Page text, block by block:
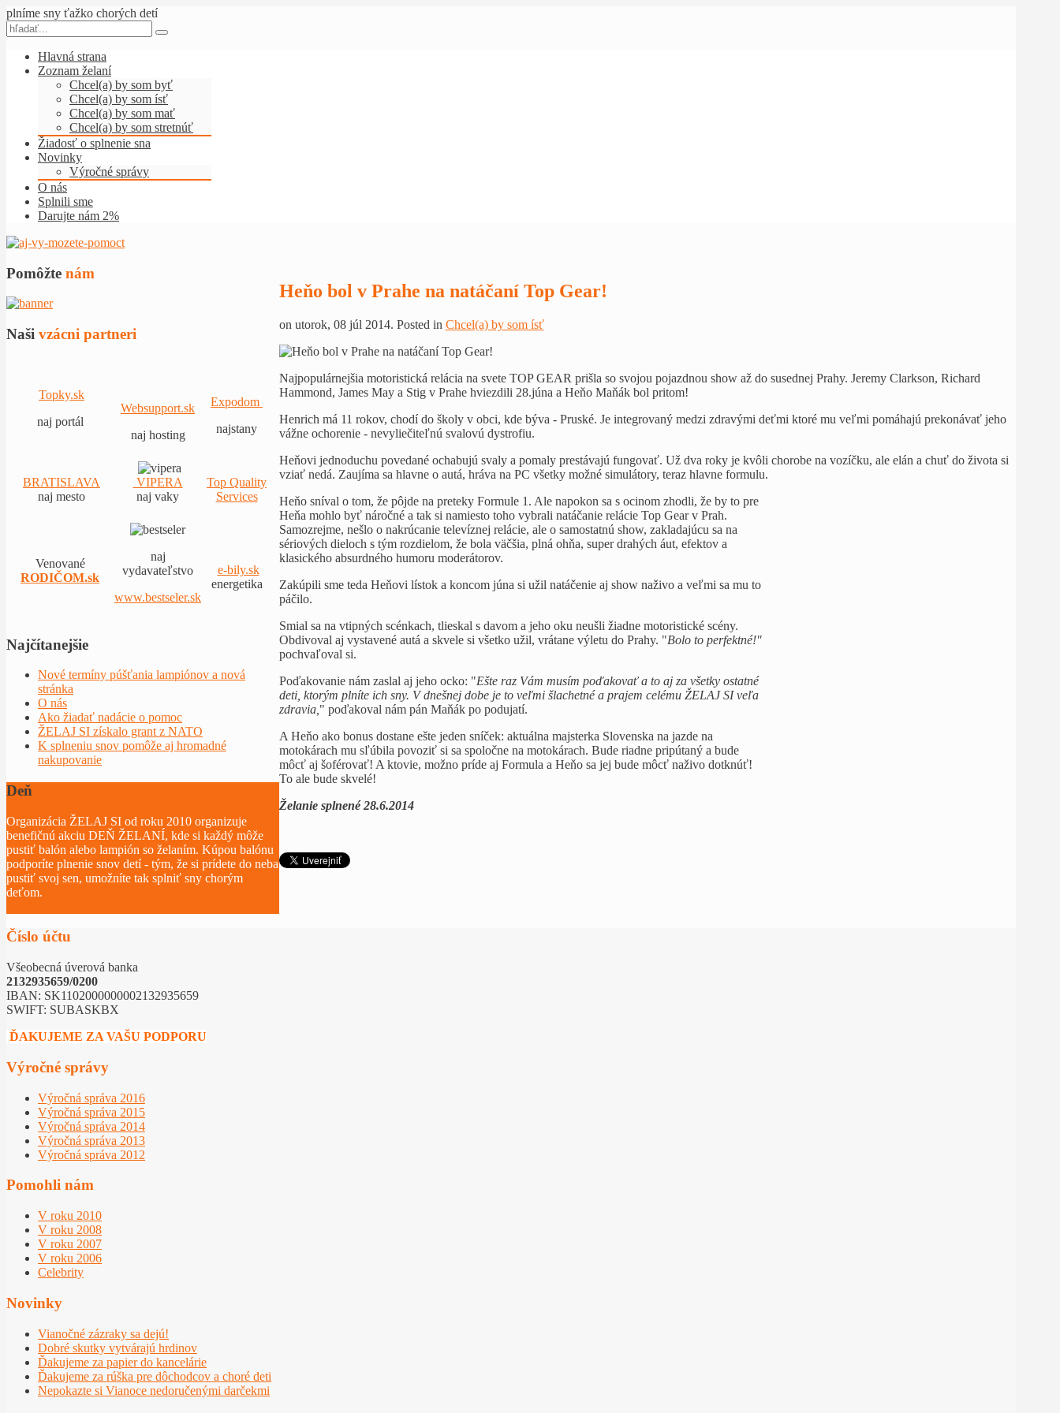
plníme sny ťažko chorých detí
Hlavná strana
Zoznam želaní
Chcel(a) by som byť
Chcel(a) by som ísť
Chcel(a) by som mať
Chcel(a) by som stretnúť
Žiadosť o splnenie sna
Novinky
Výročné správy
O nás
Splnili sme
Darujte nám 2%
Heňo bol v Prahe na natáčaní Top Gear!
on utorok, 08 júl 2014. Posted in Chcel(a) by som ísť
Najpopulárnejšia motoristická relácia na svete TOP GEAR prišla so svojou pojazdnou show až do susednej Prahy. Jeremy Clarkson, Richard
Hammond, James May a Stig v Prahe hviezdili 28.júna a Heňo Maňák bol pritom!
Henrich má 11 rokov, chodí do školy v obci, kde býva - Pruské. Je integrovaný medzi zdravými deťmi ktoré mu veľmi pomáhajú prekonávať jeho
vážne ochorenie - nevyliečiteľnú svalovú dystrofiu.
Heňovi jednoduchu povedané ochabujú svaly a pomaly prestávajú fungovať. Už dva roky je kvôli chorobe na vozíčku, ale elán a chuť do života si
vziať nedá. Zaujíma sa hlavne o autá, hráva na PC všetky možné simulátory, teraz hlavne formulu.
Heňo sníval o tom, že pôjde na preteky Formule 1. Ale napokon sa s ocinom zhodli, že by to pre
Heňa mohlo byť náročné a tak si namiesto toho vybrali natáčanie relácie Top Gear v Prah.
Samozrejme, nešlo o nakrúcanie televíznej relácie, ale o samostatnú show, zakladajúcu sa na
sériových dieloch s tým rozdielom, že bola väčšia, plná ohňa, super drahých áut, efektov a
klasického absurdného humoru moderátorov.
Zakúpili sme teda Heňovi lístok a koncom júna si užil natáčenie aj show naživo a veľmi sa mu to
páčilo.
Smial sa na vtipných scénkach, tlieskal s davom a jeho oku neušli žiadne motoristické scény.
Obdivoval aj vystavené autá a skvele si všetko užil, vrátane výletu do Prahy. "Bolo to perfektné!"
pochvaľoval si.
Poďakovanie nám zaslal aj jeho ocko: "Ešte raz Vám musím poďakovať a to aj za všetky ostatné
deti, ktorým plníte ich sny. V dnešnej dobe je to veľmi šlachetné a prajem celému ŽELAJ SI veľa
zdravia, " poďakoval nám pán Maňák po podujatí.
A Heňo ako bonus dostane ešte jeden sníček: aktuálna majsterka Slovenska na jazde na
motokárach mu sľúbila povoziť si sa spoločne na motokárach. Bude riadne pripútaný a bude
môcť aj šoférovať! A ktovie, možno príde aj Formula a Heňo sa jej bude môcť naživo dotknúť!
To ale bude skvelé!
Želanie splnené 28.6.2014
Pomôžte nám
Naši vzácni partneri
Topky.sk
naj portál
Websupport.sk
naj hosting
Expodom
najstany
BRATISLAVA
naj mesto
VIPERA
naj vaky
Top Quality
Services
Venované
RODIČOM.sk
naj
vydavateľstvo
www.bestseler.sk
e-bily.sk
energetika
Najčítanejšie
Nové termíny púšťania lampiónov a nová
stránka
O nás
Ako žiadať nadácie o pomoc
ŽELAJ SI získalo grant z NATO
K splneniu snov pomôže aj hromadné
nakupovanie
Deň
Organizácia ŽELAJ SI od roku 2010 organizuje
benefičnú akciu DEŇ ŽELANÍ, kde si každý môže
pustiť balón alebo lampión so želaním. Kúpou balónu
podporíte plnenie snov detí - tým, že si prídete do neba
pustiť svoj sen, umožníte tak splniť sny chorým
deťom.
Číslo účtu
Všeobecná úverová banka
2132935659/0200
IBAN: SK1102000000002132935659
SWIFT: SUBASKBX
ĎAKUJEME ZA VAŠU PODPORU
Výročné správy
Výročná správa 2016
Výročná správa 2015
Výročná správa 2014
Výročná správa 2013
Výročná správa 2012
Pomohli nám
V roku 2010
V roku 2008
V roku 2007
V roku 2006
Celebrity
Novinky
Vianočné zázraky sa dejú!
Dobré skutky vytvárajú hrdinov
Ďakujeme za papier do kancelárie
Ďakujeme za rúška pre dôchodcov a choré deti
Nepokazte si Vianoce nedoručenými darčekmi